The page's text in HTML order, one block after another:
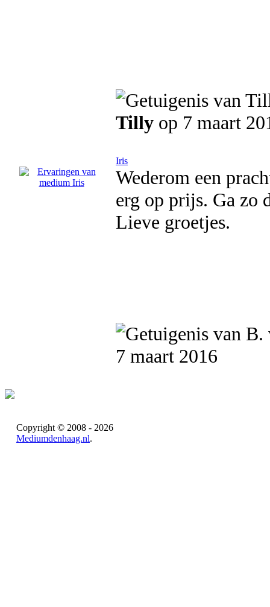
Tilly op 7 maart
Iris
Wederom een
erg op prijs. Ga zo
Lieve groetjes.
7 maart 2016
Copyright © 2008 - 2026
Mediumdenhaag.nl.